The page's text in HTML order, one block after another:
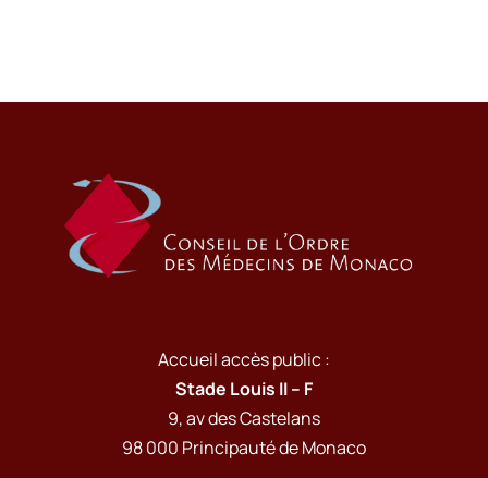
Accueil accès public :
Stade Louis II – F
9, av des Castelans
98 000 Principauté de Monaco